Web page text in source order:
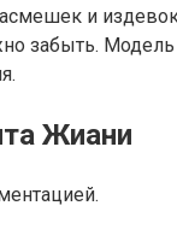
и
забыть. Модель
Жиани